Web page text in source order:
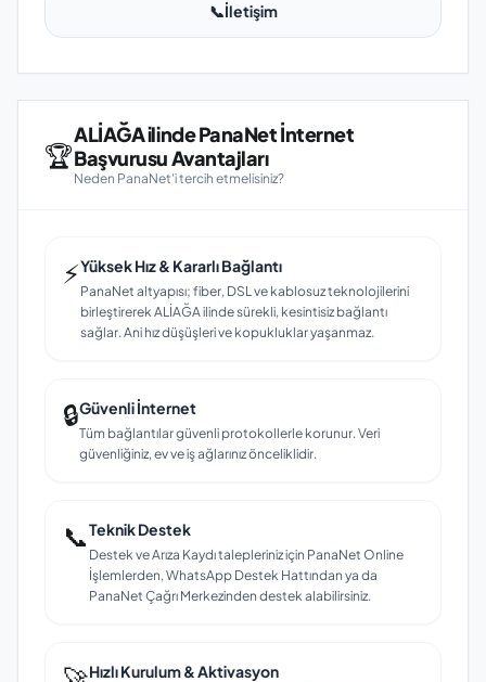
📞İletişim
🏆
ALİAĞA ilinde PanaNet İnternet
Başvurusu Avantajları
Neden PanaNet'i tercih etmelisiniz?
⚡Yüksek Hız & Kararlı Bağlantı
PanaNet altyapısı; fiber, DSL ve kablosuz teknolojilerini
birleştirerek ALİAĞA ilinde sürekli, kesintisiz bağlantı
sağlar. Ani hız düşüşleri ve kopukluklar yaşanmaz.
🔒Güvenli İnternet
Tüm bağlantılar güvenli protokollerle korunur. Veri
güvenliğiniz, ev ve iş ağlarınız önceliklidir.
📞Teknik Destek
Destek ve Arıza Kaydı talepleriniz için PanaNet Online
İşlemlerden, WhatsApp Destek Hattından ya da
PanaNet Çağrı Merkezinden destek alabilirsiniz.
Hızlı Kurulum & Aktivasyon